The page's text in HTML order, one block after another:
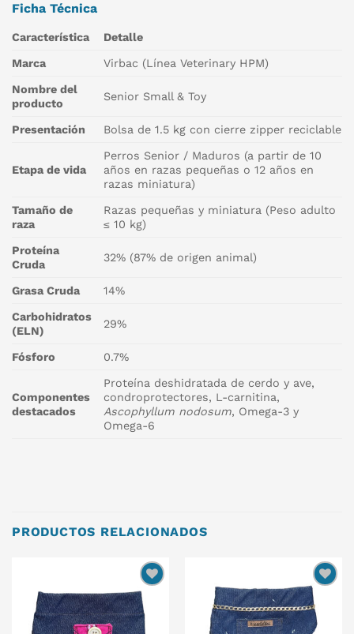
Ficha Técnica
Característica Detalle
Marca Virbac (Línea Veterinary HPM)
Nombre del
producto
Senior Small & Toy
Presentación Bolsa de 1.5 kg con cierre zipper reciclable
Etapa de vida
Perros Senior / Maduros (a partir de 10
años en razas pequeñas o 12 años en
razas miniatura)
Tamaño de
raza
Razas pequeñas y miniatura (Peso adulto
≤ 10 kg)
Proteína
Cruda
32% (87% de origen animal)
Grasa Cruda 14%
Carbohidratos
(ELN)
29%
Fósforo 0.7%
Componentes
destacados
Proteína deshidratada de cerdo y ave,
condroprotectores, L-carnitina,
Ascophyllum nodosum, Omega-3 y
Omega-6
PRODUCTOS RELACIONADOS